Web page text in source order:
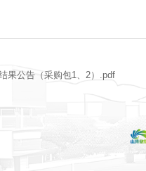
果公告（采购包1、2）.pdf